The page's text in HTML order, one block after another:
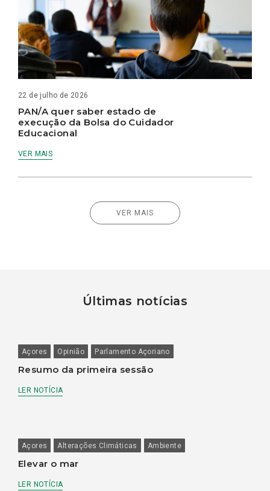
22 de julho de 2026
PAN/A quer saber estado de
execução da Bolsa do Cuidador
Educacional
VER MAIS
VER MAIS
Últimas notícias
Açores Opinião Parlamento Açoriano
Resumo da primeira sessão
LER NOTÍCIA
Açores Alterações Climáticas Ambiente
Elevar o mar
LER NOTÍCIA